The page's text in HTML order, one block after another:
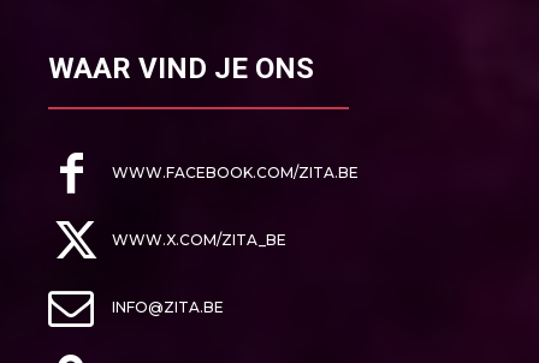
WAAR VIND JE ONS
WWW.FACEBOOK.COM/ZITA.BE
WWW.X.COM/ZITA_BE
INFO@ZITA.BE